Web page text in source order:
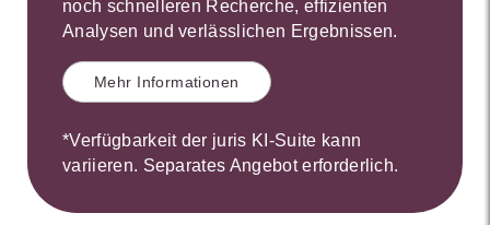
noch schnelleren Recherche, effizienten
Analysen und verlässlichen Ergebnissen.
Mehr Informationen
*Verfügbarkeit der juris KI-Suite kann
variieren. Separates Angebot erforderlich.